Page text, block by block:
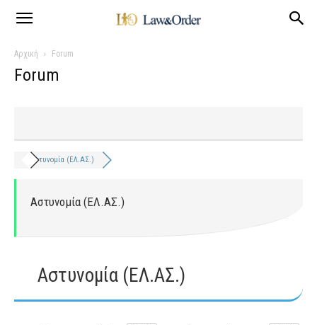
Αρχική Forum
Forum
Αστυνομία (ΕΛ.ΑΣ.)
Αστυνομία (ΕΛ.ΑΣ.)
Αστυνομία (ΕΛ.ΑΣ.)